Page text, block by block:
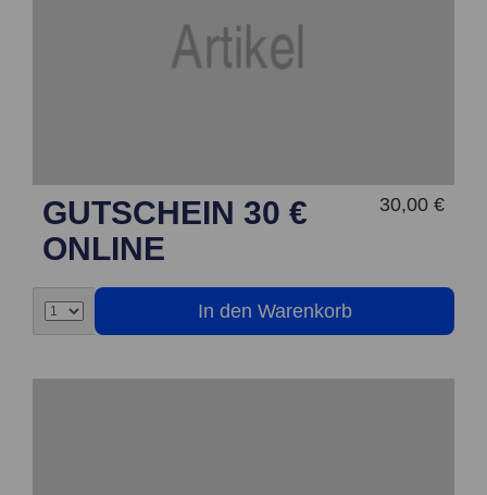
30,00 €
GUTSCHEIN 30 €
ONLINE